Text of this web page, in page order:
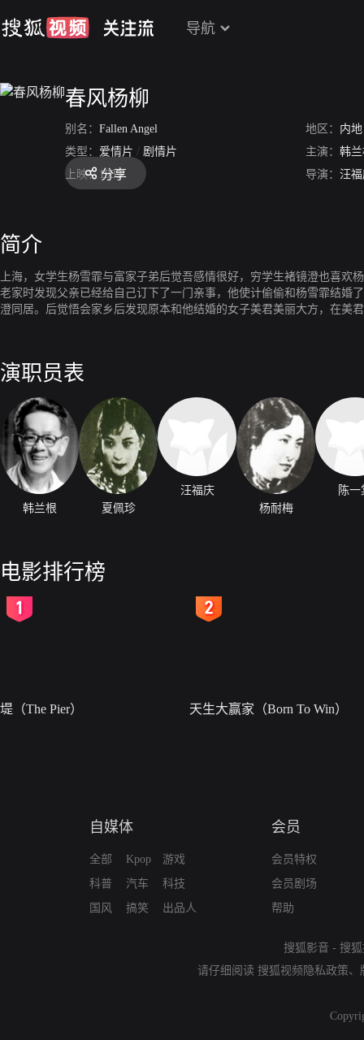
导航
春风杨柳
别名： Fallen Angel 地区： 内地
类型： 爱情片 / 剧情片 主演： 韩
上映： 1932 导演： 汪
分享
简介
上海，女学生杨雪霏与富家子弟后觉吾感情很好，穷学生褚镜澄也喜
老家时发现父亲已经给自己订下了一门亲事，他使计偷偷和杨雪霏结婚
澄同居。后觉悟会家乡后发现原本和他结婚的女子美君美丽大方，在美
演职员表
韩兰根 夏佩珍
汪福庆
杨耐梅
陈一
电影排行榜
堤（The Pier） 天生大赢家（Born To Win）
自媒体
全部
科普
国风
Kpop
汽车
搞笑
游戏
科技
出品人
会员
会员特权
会员剧场
帮助
搜狐影音 - 搜
请仔细阅读 搜狐视频隐私政策、